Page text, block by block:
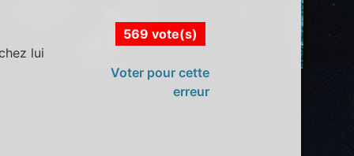
lui
569 vote(s)
Voter pour cette
erreur